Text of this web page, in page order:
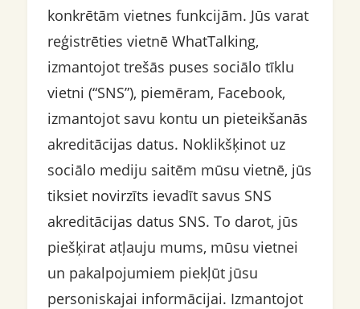
konkrētām vietnes funkcijām. Jūs varat
reģistrēties vietnē WhatTalking,
izmantojot trešās puses sociālo tīklu
vietni (“SNS”), piemēram, Facebook,
izmantojot savu kontu un pieteikšanās
akreditācijas datus. Noklikšķinot uz
sociālo mediju saitēm mūsu vietnē, jūs
tiksiet novirzīts ievadīt savus SNS
akreditācijas datus SNS. To darot, jūs
piešķirat atļauju mums, mūsu vietnei
un pakalpojumiem piekļūt jūsu
personiskajai informācijai. Izmantojot